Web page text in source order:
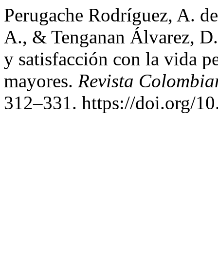
Perugache Rodríguez, A.
A., & Tenganan Álvarez,
y satisfacción con la vida
mayores. Revista
312–331. https://doi.org/